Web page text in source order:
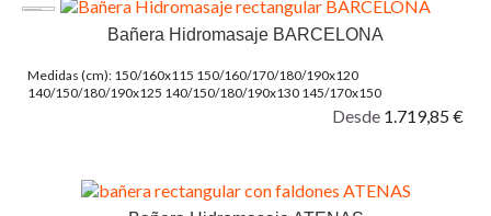
Bañera Hidromasaje BARCELONA
Medidas (cm): 150/160x115 150/160/170/180/190x120
140/150/180/190x125 140/150/180/190x130 145/170x150
Desde 1.719,85 €